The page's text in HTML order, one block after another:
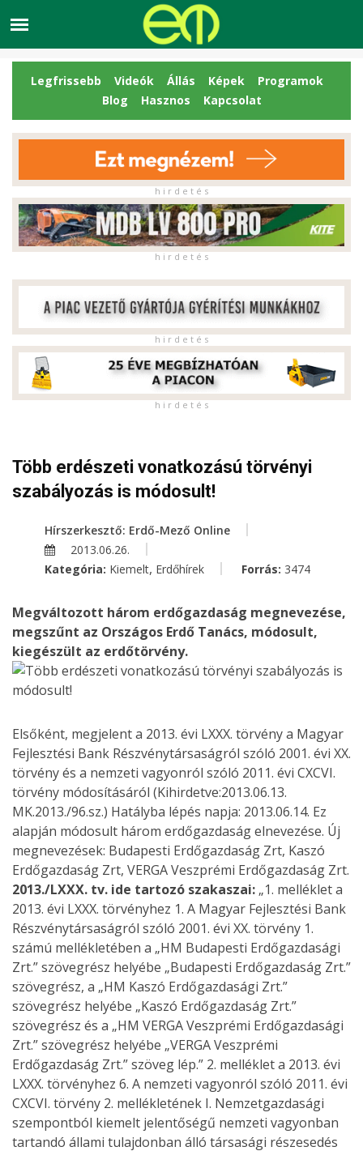
Legfrissebb Videók Állás Képek
Programok
Blog
Hasznos Kapcsolat
h i r d e t é s
h i r d e t é s
h i r d e t é s
h i r d e t é s
Több erdészeti vonatkozású törvényi
szabályozás is módosult!
Hírszerkesztő: Erdő-Mező Online
2013.06.26.
Kategória: Kiemelt, Erdőhírek Forrás: 3474
Megváltozott három erdőgazdaság megnevezése,
megszűnt az Országos Erdő Tanács, módosult,
kiegészült az erdőtörvény.
Elsőként, megjelent a 2013. évi LXXX. törvény a Magyar
Fejlesztési Bank Részvénytársaságról szóló 2001. évi XX.
törvény és a nemzeti vagyonról szóló 2011. évi CXCVI.
törvény módosításáról (Kihirdetve:2013.06.13.
MK.2013./96.sz.) Hatályba lépés napja: 2013.06.14. Ez
alapján módosult három erdőgazdaság elnevezése. Új
megnevezések: Budapesti Erdőgazdaság Zrt, Kaszó
Erdőgazdaság Zrt, VERGA Veszprémi Erdőgazdaság Zrt.
2013./LXXX. tv. ide tartozó szakaszai: „1. melléklet a
2013. évi LXXX. törvényhez 1. A Magyar Fejlesztési Bank
Részvénytársaságról szóló 2001. évi XX. törvény 1.
számú mellékletében a „HM Budapesti Erdőgazdasági
Zrt.” szövegrész helyébe „Budapesti Erdőgazdaság Zrt.”
szövegrész, a „HM Kaszó Erdőgazdasági Zrt.”
szövegrész helyébe „Kaszó Erdőgazdaság Zrt.”
szövegrész és a „HM VERGA Veszprémi Erdőgazdasági
Zrt.” szövegrész helyébe „VERGA Veszprémi
Erdőgazdaság Zrt.” szöveg lép.” 2. melléklet a 2013. évi
LXXX. törvényhez 6. A nemzeti vagyonról szóló 2011. évi
CXCVI. törvény 2. mellékletének I. Nemzetgazdasági
szempontból kiemelt jelentőségű nemzeti vagyonban
tartandó állami tulajdonban álló társasági részesedés